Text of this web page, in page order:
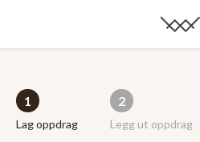
1
Lag oppdrag
2
Legg ut oppdrag